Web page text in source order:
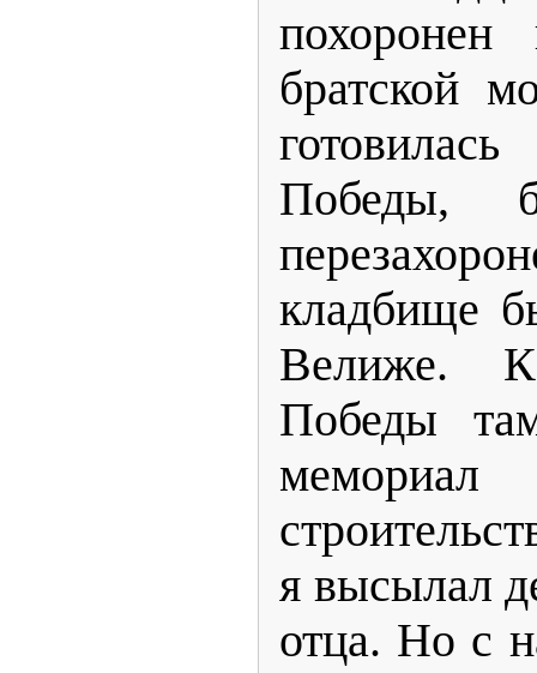
братской
Победы,
кладбище
Велиже. К
Победы
я высылал
отца. Но с